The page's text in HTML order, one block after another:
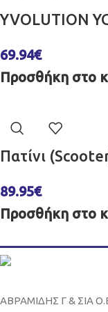
YVOLUTION
69.94€
Προσθήκη στο
Πατίνι
89.95€
Προσθήκη στο
ΑΒΡΑΜΙΔΗΣ Γ & ΣΙΑ